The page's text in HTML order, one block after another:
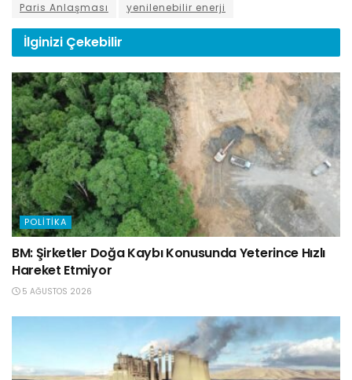
Paris Anlaşması yenilenebilir enerji
İlginizi Çekebilir
POLITIKA
BM: Şirketler Doğa Kaybı Konusunda Yeterince Hızlı
Hareket Etmiyor
5 AĞUSTOS 2026